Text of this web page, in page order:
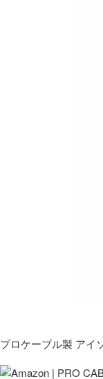
プロケーブル製 アイ